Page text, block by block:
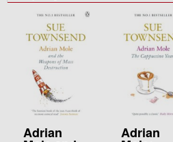
Adrian Adrian